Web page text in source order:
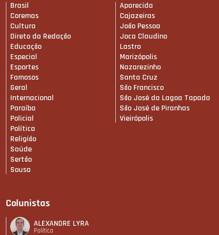
Brasil
Coremas
Cultura
Direto da Redação
Educação
Especial
Esportes
Famosos
Geral
Internacional
Paraíba
Policial
Política
Religião
Saúde
Sertão
Sousa
Aparecida
Cajazeiras
João Pessoa
Joca Claudino
Lastro
Marizópolis
Nazarezinho
Santa Cruz
São Francisco
São José da Lagoa Tapada
São José de Piranhas
Vieirópolis
Colunistas
ALEXANDRE LYRA
Política